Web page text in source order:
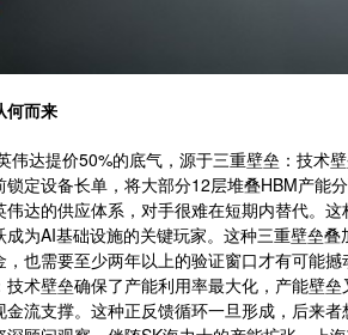
何而来
伟达提价50%的底气，源于三重壁垒：技
定设备长单，将大部分12层堆叠HBM产能
达的供应体系，对手很难在短期内替代。
成为AI基础设施的关键玩家。这种三重壁垒
，也需要至少两年以上的验证窗口才有可能
技术壁垒确保了产能利用率最大化，产能壁
金流支撑。这种正反馈循环一旦形成，后来